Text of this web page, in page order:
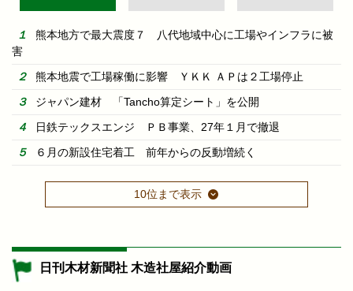
熊本地方で最大震度７ 八代地域中心に工場やインフラに被
害
熊本地震で工場稼働に影響 ＹＫＫ ＡＰは２工場停止
ジャパン建材 「Tancho算定シート」を公開
日鉄テックスエンジ ＰＢ事業、27年１月で撤退
６月の新設住宅着工 前年からの反動増続く
10位まで表示
日刊木材新聞社 木造社屋紹介動画